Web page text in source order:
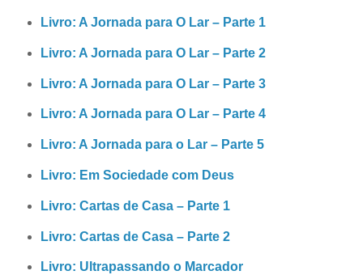
Livro: A Jornada para O Lar – Parte 1
Livro: A Jornada para O Lar – Parte 2
Livro: A Jornada para O Lar – Parte 3
Livro: A Jornada para O Lar – Parte 4
Livro: A Jornada para o Lar – Parte 5
Livro: Em Sociedade com Deus
Livro: Cartas de Casa – Parte 1
Livro: Cartas de Casa – Parte 2
Livro: Ultrapassando o Marcador